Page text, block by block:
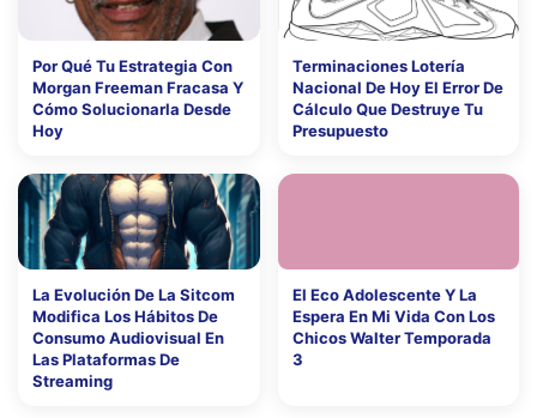
Por Qué Tu Estrategia Con
Morgan Freeman Fracasa Y
Cómo Solucionarla Desde
Hoy
Terminaciones Lotería
Nacional De Hoy El Error De
Cálculo Que Destruye Tu
Presupuesto
La Evolución De La Sitcom
Modifica Los Hábitos De
Consumo Audiovisual En
Las Plataformas De
Streaming
El Eco Adolescente Y La
Espera En Mi Vida Con Los
Chicos Walter Temporada
3